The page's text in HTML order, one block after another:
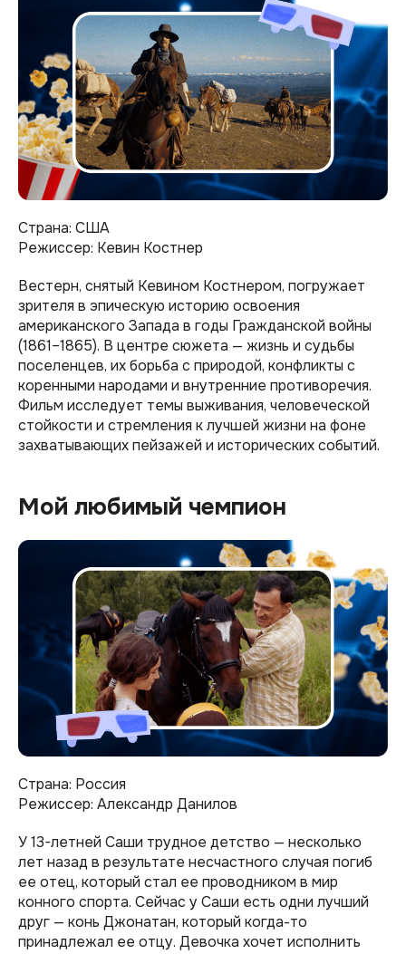
Страна: США
Режиссер: Кевин Костнер
Вестерн, снятый Кевином Костнером, погружает
зрителя в эпическую историю освоения
американского Запада в годы Гражданской войны
(1861–1865). В центре сюжета — жизнь и судьбы
поселенцев, их борьба с природой, конфликты с
коренными народами и внутренние противоречия.
Фильм исследует темы выживания, человеческой
стойкости и стремления к лучшей жизни на фоне
захватывающих пейзажей и исторических событий.
Мой любимый чемпион
Страна: Россия
Режиссер: Александр Данилов
У 13-летней Саши трудное детство — несколько
лет назад в результате несчастного случая погиб
ее отец, который стал ее проводником в мир
конного спорта. Сейчас у Саши есть одни лучший
друг — конь Джонатан, который когда-то
принадлежал ее отцу. Девочка хочет исполнить